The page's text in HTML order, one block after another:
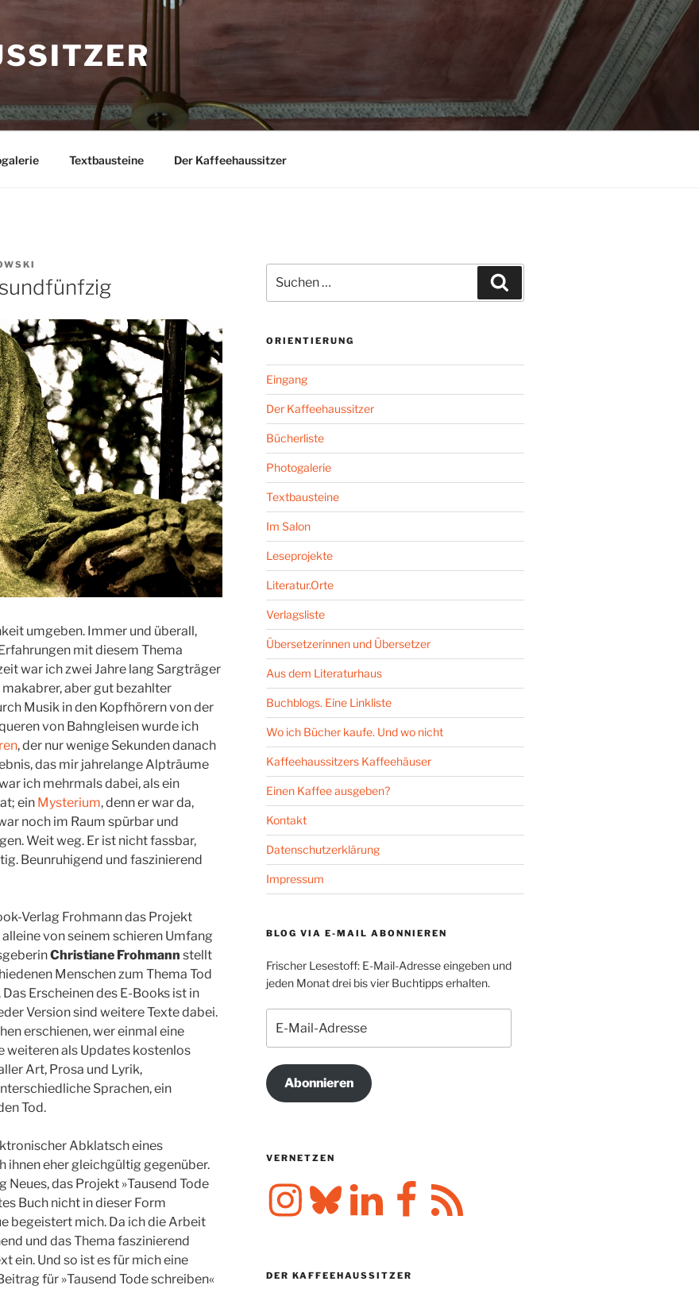
Textbausteine Der Kaffeehaussitzer
umgeben. Immer und überall,
mit diesem Thema
war ich zwei Jahre lang Sargträger
aber gut bezahlter
Musik in den Kopfhörern von der
von Bahngleisen wurde ich
, der nur wenige Sekunden danach
das mir jahrelange Alpträume
ich mehrmals dabei, als ein
ein Mysterium, denn er war da,
noch im Raum spürbar und
Weit weg. Er ist nicht fassbar,
Beunruhigend und faszinierend
Verlag Frohmann das Projekt
alleine von seinem schieren Umfang
Christiane Frohmann stellt
Menschen zum Thema Tod
Erscheinen des E-Books ist in
Version sind weitere Texte dabei.
erschienen, wer einmal eine
weiteren als Updates kostenlos
Art, Prosa und Lyrik,
Sprachen, ein
Tod.
Abklatsch eines
ihnen eher gleichgültig gegenüber.
das Projekt »Tausend Tode
Buch nicht in dieser Form
begeistert mich. Da ich die Arbeit
und das Thema faszinierend
ein. Und so ist es für mich eine
für »Tausend Tode schreiben«
nach:
ORIENTIERUNG
Eingang
Der Kaffeehaussitzer
Bücherliste
Photogalerie
Textbausteine
Im Salon
Leseprojekte
Literatur.Orte
Verlagsliste
Übersetzerinnen und Übersetzer
Aus dem Literaturhaus
Buchblogs. Eine Linkliste
Wo ich Bücher kaufe. Und wo nicht
Kaffeehaussitzers Kaffeehäuser
Einen Kaffee ausgeben?
Kontakt
Datenschutzerklärung
Impressum
BLOG VIA E-MAIL ABONNIEREN
Frischer Lesestoff: E-Mail-Adresse eingeben und
jeden Monat drei bis vier Buchtipps erhalten.
Mail-
Adresse
Abonnieren
VERNETZEN
InstagramBluesky LinkedIn FacebookRSS-
Feed
DER KAFFEEHAUSSITZER